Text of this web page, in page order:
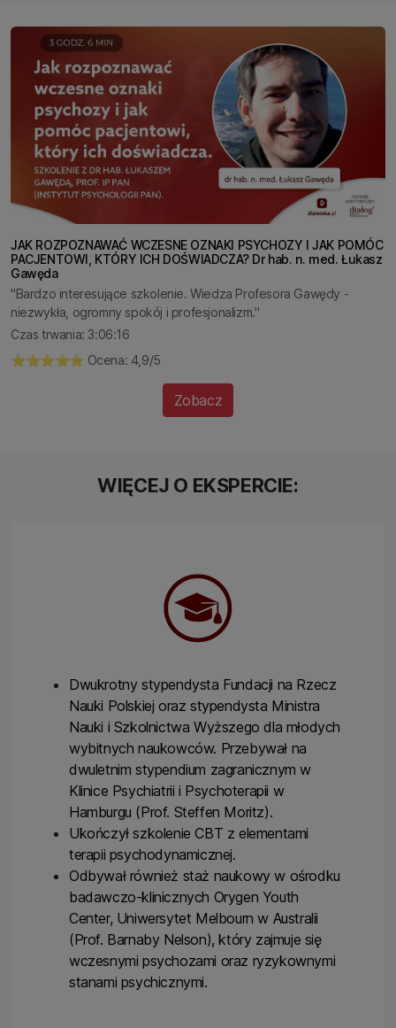
JAK ROZPOZNAWAĆ WCZESNE OZNAKI PSYCHOZY I JAK POMÓC
PACJENTOWI, KTÓRY ICH DOŚWIADCZA? Dr hab. n. med. Łukasz
Gawęda
"Bardzo interesujące szkolenie. Wiedza Profesora Gawędy -
niezwykła, ogromny spokój i profesjonalizm."
Czas trwania: 3:06:16
⭐️⭐️⭐️⭐️⭐️ Ocena: 4,9/5
Zobacz
WIĘCEJ O EKSPERCIE:
Dwukrotny stypendysta Fundacji na Rzecz
Nauki Polskiej oraz stypendysta Ministra
Nauki i Szkolnictwa Wyższego dla młodych
wybitnych naukowców. Przebywał na
dwuletnim stypendium zagranicznym w
Klinice Psychiatrii i Psychoterapii w
Hamburgu (Prof. Steffen Moritz).
Ukończył szkolenie CBT z elementami
terapii psychodynamicznej.
Odbywał również staż naukowy w ośrodku
badawczo-klinicznych Orygen Youth
Center, Uniwersytet Melbourn w Australii
(Prof. Barnaby Nelson), który zajmuje się
wczesnymi psychozami oraz ryzykownymi
stanami psychicznymi.